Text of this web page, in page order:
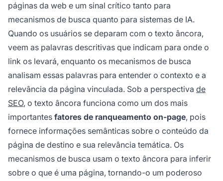
autoridade e credibilidade sobre o tema.
páginas da web e um sinal crítico tanto para
mecanismos de busca quanto para sistemas de IA.
Quando os usuários se deparam com o texto âncora,
veem as palavras descritivas que indicam para onde o
link os levará, enquanto os mecanismos de busca
analisam essas palavras para entender o contexto e a
relevância da página vinculada. Sob a perspectiva de
SEO, o texto âncora funciona como um dos mais
importantes fatores de ranqueamento on-page, pois
fornece informações semânticas sobre o conteúdo da
página de destino e sua relevância temática. Os
mecanismos de busca usam o texto âncora para inferir
sobre o que é uma página, tornando-o um poderoso